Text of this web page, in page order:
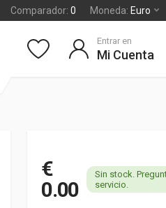
Comparador: 0 Moneda: Euro
Entrar en
Mi Cuenta
€
0.00
Sin stock.
servicio.